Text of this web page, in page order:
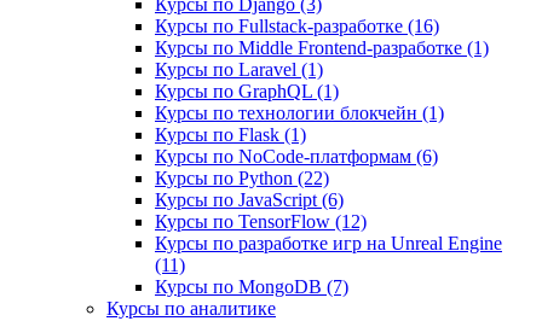
Курсы по Django (3)
Курсы по Fullstack‑разработке (16)
Курсы по Middle Frontend-разработке (1)
Курсы по Laravel (1)
Курсы по GraphQL (1)
Курсы по технологии блокчейн (1)
Курсы по Flask (1)
Курсы по NoCode‑платформам (6)
Курсы по Python (22)
Курсы по JavaScript (6)
Курсы по TensorFlow (12)
Курсы по разработке игр на Unreal Engine
(11)
Курсы по MongoDB (7)
Курсы по аналитике